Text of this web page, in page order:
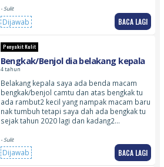
- Sulit
Dijawab BACA LAGI
Penyakit Kulit
Bengkak/Benjol dia belakang kepala
4 tahun
Belakang kepala saya ada benda macam
bengkak/benjol camtu dan atas bengkak tu
ada rambut2 kecil yang nampak macam baru
nak tumbuh tetapi saya dah ada bengkak tu
sejak tahun 2020 lagi dan kadang2…
- Sulit
Dijawab BACA LAGI